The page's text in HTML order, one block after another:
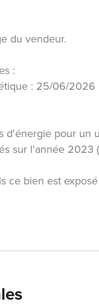
du vendeur.
:
: 25/06/2026
d'énergie pour
sur l'année 2023
ce bien est